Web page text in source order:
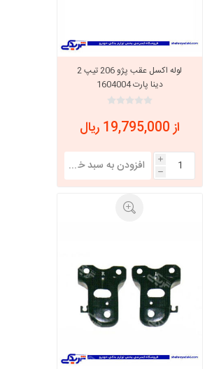
لوله اکسل عقب پژو 206 تیپ 2
دینا پارت 1604004
از 19,795,000 ریال
i
h